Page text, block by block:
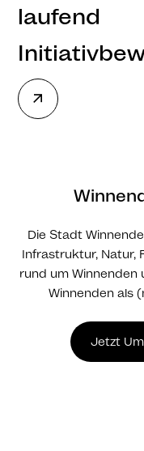
laufend
Die Stadt
Infrastruktur, Natur,
rund um Winnenden
Winnenden als
Jetzt